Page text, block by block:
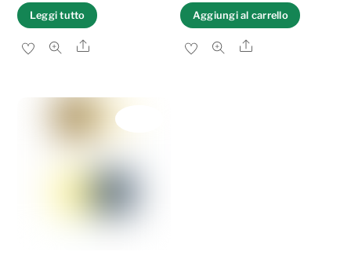
Leggi tutto
Share
originale
era:
prezzo
attuale
Aggiungi al carrello
Share